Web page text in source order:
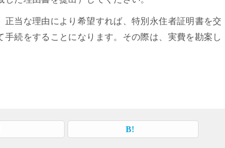
当な理由により希望すれば、特別永住者証明書を交
続をすることになります。その際は、実費を勘案し